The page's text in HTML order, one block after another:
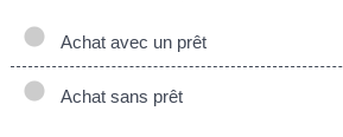
Achat avec un prêt
Achat sans prêt